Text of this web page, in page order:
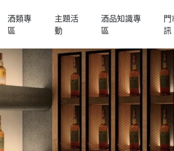
酒類專
區
主題活
動
酒品知識專
區
門
訊